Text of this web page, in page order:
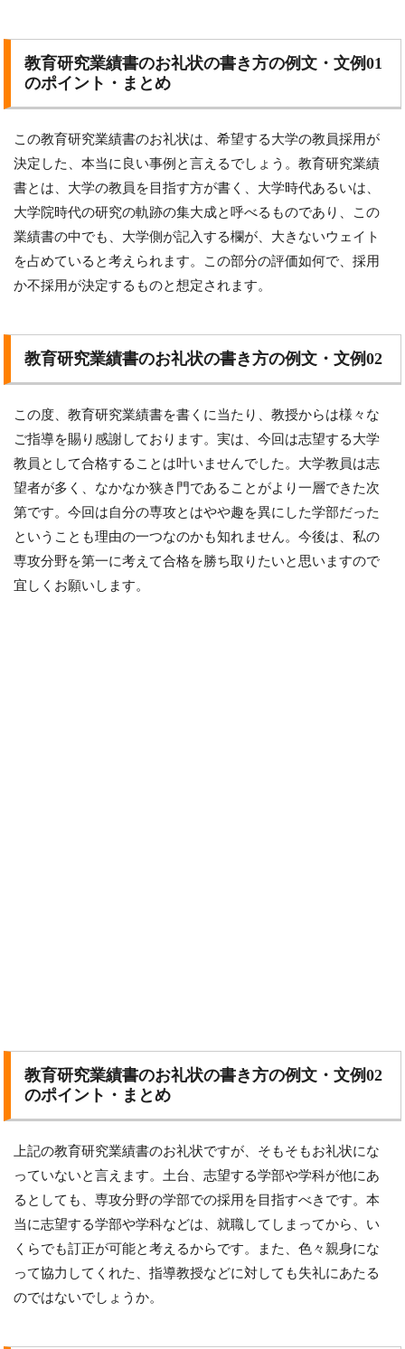
教育研究業績書のお礼状の書き方の例文・文例01
のポイント・まとめ
この教育研究業績書のお礼状は、希望する大学の教員採用が
決定した、本当に良い事例と言えるでしょう。教育研究業績
書とは、大学の教員を目指す方が書く、大学時代あるいは、
大学院時代の研究の軌跡の集大成と呼べるものであり、この
業績書の中でも、大学側が記入する欄が、大きないウェイト
を占めていると考えられます。この部分の評価如何で、採用
か不採用が決定するものと想定されます。
教育研究業績書のお礼状の書き方の例文・文例02
この度、教育研究業績書を書くに当たり、教授からは様々な
ご指導を賜り感謝しております。実は、今回は志望する大学
教員として合格することは叶いませんでした。大学教員は志
望者が多く、なかなか狭き門であることがより一層できた次
第です。今回は自分の専攻とはやや趣を異にした学部だった
ということも理由の一つなのかも知れません。今後は、私の
専攻分野を第一に考えて合格を勝ち取りたいと思いますので
宜しくお願いします。
教育研究業績書のお礼状の書き方の例文・文例02
のポイント・まとめ
上記の教育研究業績書のお礼状ですが、そもそもお礼状にな
っていないと言えます。土台、志望する学部や学科が他にあ
るとしても、専攻分野の学部での採用を目指すべきです。本
当に志望する学部や学科などは、就職してしまってから、い
くらでも訂正が可能と考えるからです。また、色々親身にな
って協力してくれた、指導教授などに対しても失礼にあたる
のではないでしょうか。